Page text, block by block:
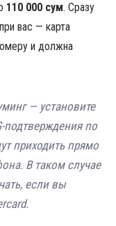
110 000 сум. Сразу
вас — карта
и должна
— установите
подтверждения по
приходить прямо
В таком случае
если вы